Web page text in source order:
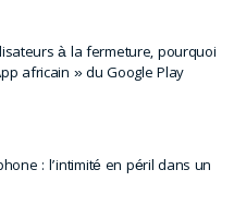
à la fermeture, pourquoi
africain » du Google Play
: l’intimité en péril dans un